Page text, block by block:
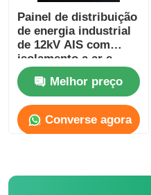
Dispositivos de ligação
AIS Seccionador Isolado
GIS - Aparelhagem
Painel de distribuição
de energia industrial
de 12kV AIS com
isolamento a ar e
vedação atmosférica
Melhor preço
Converse agora